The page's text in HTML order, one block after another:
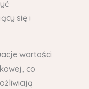
się i
wartości
co